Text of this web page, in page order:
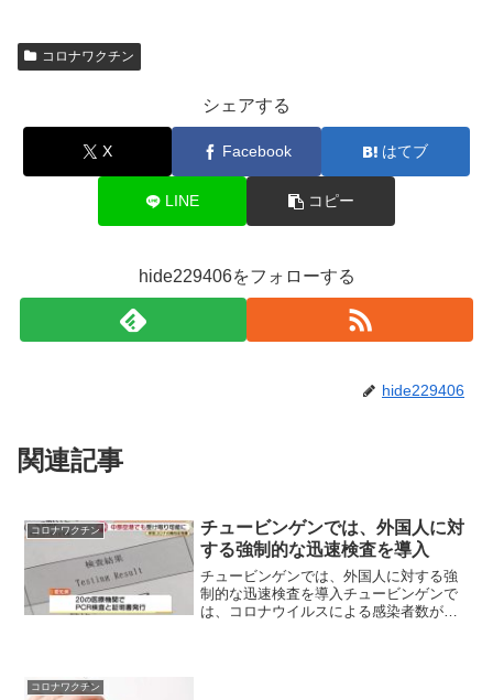
コロナワクチン
シェアする
X Facebook はてブ
LINE コピー
hide229406をフォローする
hide229406
関連記事
コロナワクチン
チュービンゲンでは、外国人に対
する強制的な迅速検査を導入
チュービンゲンでは、外国人に対する強
制的な迅速検査を導入チュービンゲンで
は、コロナウイルスによる感染者数が管
コロナワクチン